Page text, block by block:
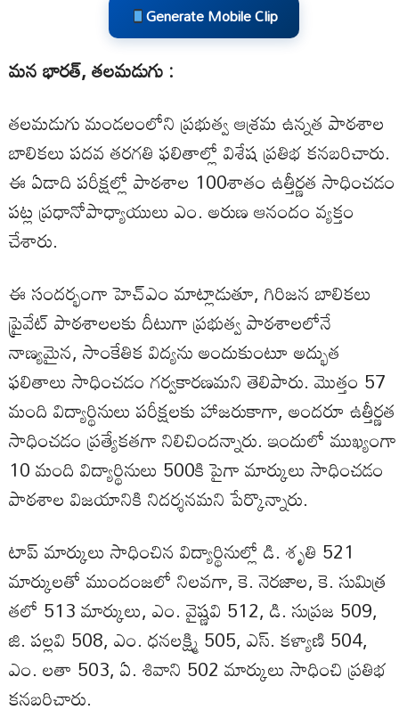
Generate Mobile Clip
మన భారత్, తలమడుగు :
తలమడుగు మండలంలోని ప్రభుత్వ ఆశ్రమ ఉన్నత పాఠశాల
బాలికలు పదవ తరగతి ఫలితాల్లో విశేష ప్రతిభ కనబరిచారు.
ఈ ఏడాది పరీక్షల్లో పాఠశాల 100శాతం ఉత్తీర్ణత సాధించడం
పట్ల ప్రధానోపాధ్యాయులు ఎం. అరుణ ఆనందం వ్యక్తం
చేశారు.
ఈ సందర్భంగా హెచ్‌ఎం మాట్లాడుతూ, గిరిజన బాలికలు
ప్రైవేట్ పాఠశాలలకు దీటుగా ప్రభుత్వ పాఠశాలలోనే
నాణ్యమైన, సాంకేతిక విద్యను అందుకుంటూ అద్భుత
ఫలితాలు సాధించడం గర్వకారణమని తెలిపారు. మొత్తం 57
మంది విద్యార్థినులు పరీక్షలకు హాజరుకాగా, అందరూ ఉత్తీర్ణత
సాధించడం ప్రత్యేకతగా నిలిచిందన్నారు. ఇందులో ముఖ్యంగా
10 మంది విద్యార్థినులు 500కి పైగా మార్కులు సాధించడం
పాఠశాల విజయానికి నిదర్శనమని పేర్కొన్నారు.
టాప్ మార్కులు సాధించిన విద్యార్థినుల్లో డి. శృతి 521
మార్కులతో ముందంజలో నిలవగా, కె. నెరజాల, కె. సుమిత్ర
తలో 513 మార్కులు, ఎం. వైష్ణవి 512, డి. సుప్రజ 509,
జి. పల్లవి 508, ఎం. ధనలక్ష్మి 505, ఎస్. కళ్యాణి 504,
ఎం. లతా 503, ఏ. శివాని 502 మార్కులు సాధించి ప్రతిభ
కనబరిచారు.